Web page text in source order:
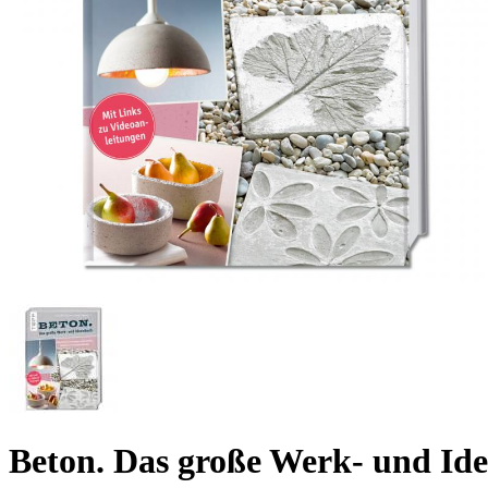
Beton. Das große Werk- und